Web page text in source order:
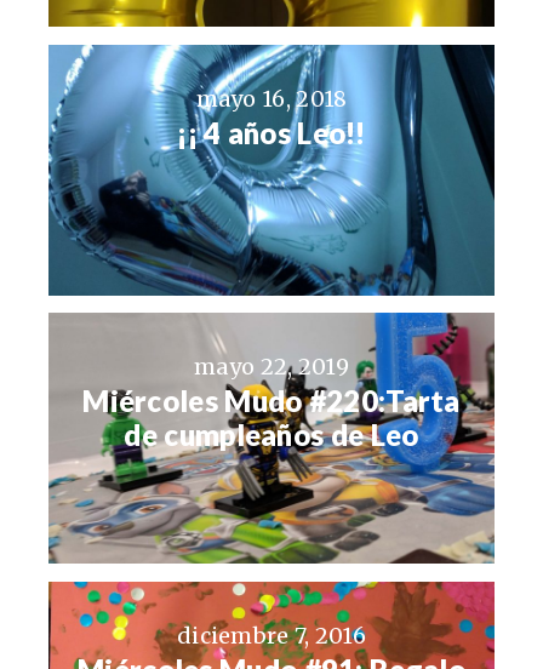
mayo 16, 2018
¡¡ 4 años Leo!!
mayo 22, 2019
Miércoles Mudo #220:Tarta
de cumpleaños de Leo
diciembre 7, 2016